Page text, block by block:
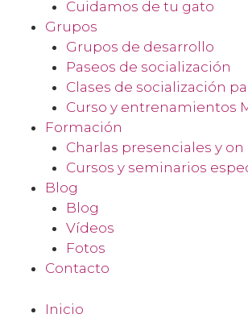
Cuidamos de tu gato
Grupos
Grupos de desarrollo
Paseos de socialización
Clases de socialización
Curso y entrenamientos
Formación
Charlas presenciales y on
Cursos y seminarios
Blog
Blog
Vídeos
Fotos
Contacto
Inicio